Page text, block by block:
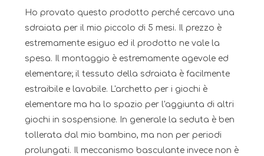
Ho provato questo prodotto perché cercavo una
sdraiata per il mio piccolo di 5 mesi. Il prezzo è
estremamente esiguo ed il prodotto ne vale la
spesa. Il montaggio è estremamente agevole ed
elementare; il tessuto della sdraiata è facilmente
estraibile e lavabile. L'archetto per i giochi è
elementare ma ha lo spazio per l'aggiunta di altri
giochi in sospensione. In generale la seduta è ben
tollerata dal mio bambino, ma non per periodi
prolungati. Il meccanismo basculante invece non è